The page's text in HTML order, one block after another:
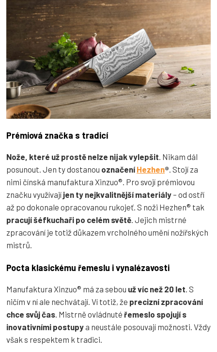
Prémiová značka s tradicí
Nože, které už prostě nelze nijak vylepšit. Nikam dál
posunout. Jen ty dostanou označení Hezhen®. Stojí za
nimi čínská manufaktura Xinzuo®. Pro svojí prémiovou
značku využívají jen ty nejkvalitnější materiály – od ostří
až po dokonale opracovanou rukojeť. S noži Hezhen® tak
pracují šéfkuchaři po celém světě. Jejich mistrné
zpracování je totiž důkazem vrcholného umění nožířských
mistrů.
Pocta klasickému řemeslu i vynalézavosti
Manufaktura Xinzuo® má za sebou už víc než 20 let. S
ničím v ní ale nechvátají. Ví totiž, že precizní zpracování
chce svůj čas. Mistrně ovládnuté řemeslo spojují s
inovativními postupya neustále posouvají možnosti. Vždy
však s respektem k tradici.